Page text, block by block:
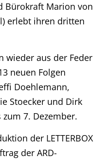
Bürokraft Marion von
erlebt ihren dritten
wieder aus der Feder
neuen Folgen
Doehlemann,
Stoecker und Dirk
7. Dezember.
der LETTERBOX
der ARD-